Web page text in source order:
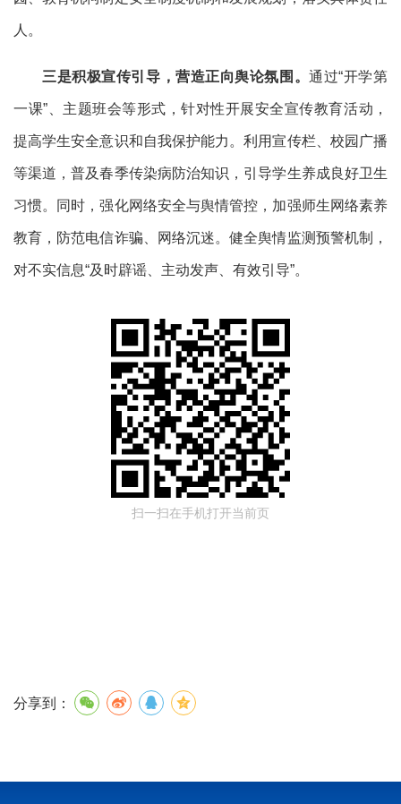
人。
三是积极宣传引导，营造正向舆论氛围 。通过“开学第
一课”、 主题班会等形式，针对性开展安全宣传教育活动 ，
提高学生安全意识和自我保护能力。利用宣传栏、校园广播
等渠道，普及春季传染病防治知识，引导学生养成良好卫生
习惯。同时，强化网络安全与舆情管控 ， 加强师生网络素养
教育，防范电信诈骗、网络沉迷。健全舆情监测预警机制，
对不实信息“及时辟谣、主动发声、有效引导”。
扫一扫在手机打开当前页
分享到：